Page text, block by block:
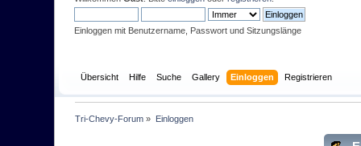
Einloggen mit Benutzername, Passwort und Sitzungslänge
Übersicht Hilfe Suche Gallery Einloggen Registrieren
Tri-Chevy-Forum » Einloggen